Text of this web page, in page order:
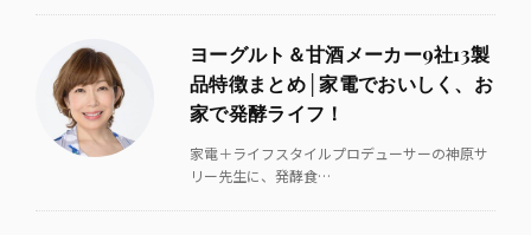
ヨーグルト＆甘酒メーカー9社13製
品特徴まとめ│家電でおいしく、お
家で発酵ライフ！
家電＋ライフスタイルプロデューサーの神原サ
リー先生に、発酵食…